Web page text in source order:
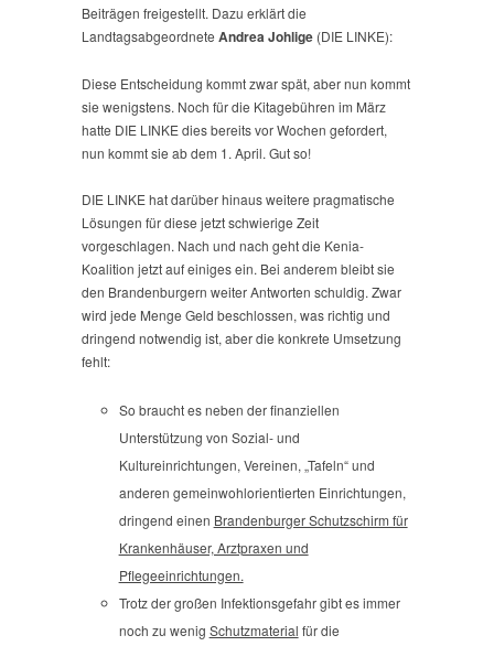
Beiträgen freigestellt. Dazu erklärt die
Landtagsabgeordnete Andrea Johlige (DIE LINKE):
Diese Entscheidung kommt zwar spät, aber nun kommt
sie wenigstens. Noch für die Kitagebühren im März
hatte DIE LINKE dies bereits vor Wochen gefordert,
nun kommt sie ab dem 1. April. Gut so!
DIE LINKE hat darüber hinaus weitere pragmatische
Lösungen für diese jetzt schwierige Zeit
vorgeschlagen. Nach und nach geht die Kenia-
Koalition jetzt auf einiges ein. Bei anderem bleibt sie
den Brandenburgern weiter Antworten schuldig. Zwar
wird jede Menge Geld beschlossen, was richtig und
dringend notwendig ist, aber die konkrete Umsetzung
fehlt:
So braucht es neben der finanziellen
Unterstützung von Sozial- und
Kultureinrichtungen, Vereinen, „Tafeln“ und
anderen gemeinwohlorientierten Einrichtungen,
dringend einen Brandenburger Schutzschirm für
Krankenhäuser, Arztpraxen und
Pflegeeinrichtungen.
Trotz der großen Infektionsgefahr gibt es immer
noch zu wenig Schutzmaterial für die